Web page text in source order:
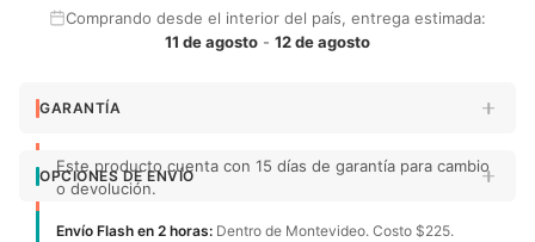
Comprando desde el interior del país, entrega estimada:
11 de agosto - 12 de agosto
GARANTÍA
Este producto cuenta con 15 días de garantía para cambio
o devolución.
OPCIONES DE ENVÍO
Envío Flash en 2 horas: Dentro de Montevideo. Costo $225.